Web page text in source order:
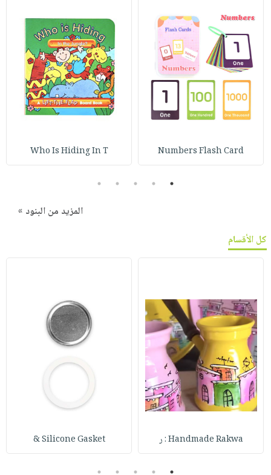
Numbers Flash Card
Who Is Hiding In T
1
2
3
4
5
المزيد من البنود »
كل الأقسام
Handmade Rakwa : ر Silicone Gasket &
1
2
3
4
5